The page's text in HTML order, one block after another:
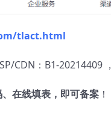
tlact.html
CDN：B1-20214409 ，
在线填表，即可备案 ！